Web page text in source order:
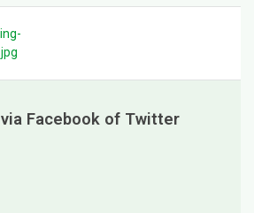
ke
n
e
Facebook of Twitter